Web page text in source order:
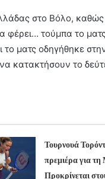
στο Βόλο,
φέρει… τούμπα το
ματς οδηγήθηκε
κατακτήσουν το
Τουρνουά
πρεμιέρα για
Προκρίνεται